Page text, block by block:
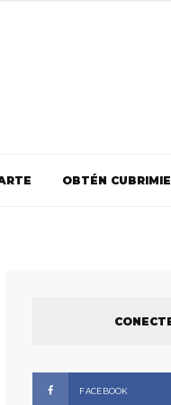
OBTÉN
FACEBOOK